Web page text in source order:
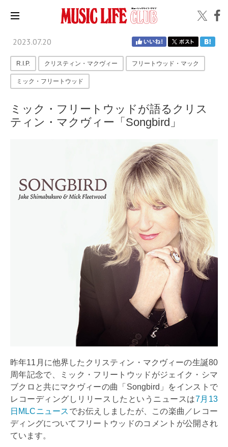
2023.07.20
R.I.P. クリスティン・マクヴィー フリートウッド・マック
ミック・フリートウッド
ミック・フリートウッドが語るクリス
ティン・マクヴィー「Songbird」
昨年11月に他界したクリスティン・マクヴィーの生誕80
周年記念で、ミック・フリートウッドがジェイク・シマ
ブクロと共にマクヴィーの曲「Songbird」をインストで
レコーディングしリリースしたというニュースは7月13
日MLCニュース でお伝えしましたが、この楽曲／レコー
ディングについてフリートウッドのコメントが公開され
ています。